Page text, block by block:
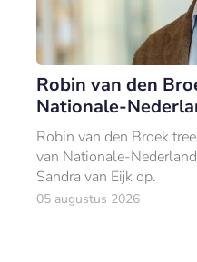
Robin van den
Nationale-
Robin van den Broek
van Nationale-
Sandra van Eijk op.
05 augustus 2026